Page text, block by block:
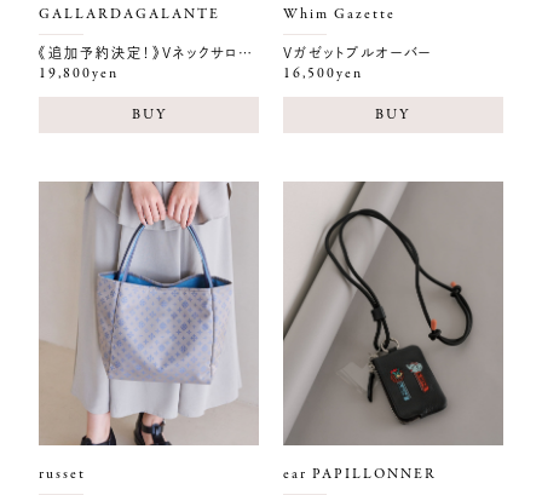
GALLARDAGALANTE
《追加予約決定！》Vネックサロペット【オンラインストア限定商品】
19,800yen
BUY
Whim Gazette
Vガゼットプルオーバー
16,500yen
BUY
russet ear PAPILLONNER